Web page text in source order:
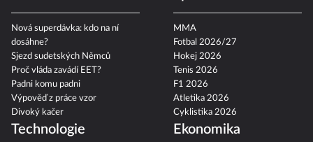
Nová superdávka: kdo na ní
dosáhne?
Sjezd sudetských Němců
Proč vláda zavádí EET?
Padni komu padni
Výpověď z práce vzor
Divoký kačer
MMA
Fotbal 2026/27
Hokej 2026
Tenis 2026
F1 2026
Atletika 2026
Cyklistika 2026
Technologie Ekonomika